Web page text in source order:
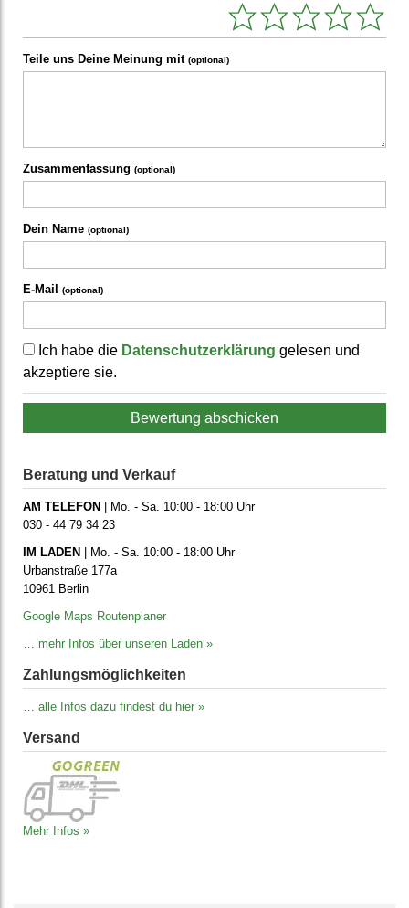
Teile uns Deine Meinung mit (optional)
Zusammenfassung (optional)
Dein Name (optional)
E-Mail (optional)
Ich habe die Datenschutzerklärung gelesen und
akzeptiere sie.
Bewertung abschicken
Beratung und Verkauf
AM TELEFON | Mo. - Sa. 10:00 - 18:00 Uhr
030 - 44 79 34 23
IM LADEN | Mo. - Sa. 10:00 - 18:00 Uhr
Urbanstraße 177a
10961 Berlin
Google Maps Routenplaner
… mehr Infos über unseren Laden »
Zahlungs­möglich­keiten
… alle Infos dazu findest du hier »
Versand
Mehr Infos »